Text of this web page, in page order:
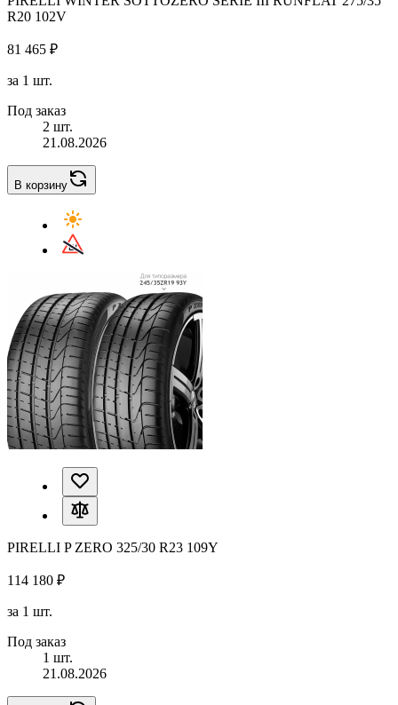
R20 102V
81 465 ₽
за 1 шт.
Под заказ
2 шт.
21.08.2026
В корзину
PIRELLI P ZERO 325/30 R23 109Y
114 180 ₽
за 1 шт.
Под заказ
1 шт.
21.08.2026